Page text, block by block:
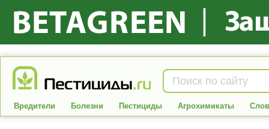
Вредители Болезни Пестициды Агрохимикаты